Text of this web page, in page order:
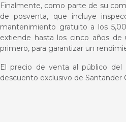
Finalmente, como parte de su
de posventa, que incluye
mantenimiento gratuito a los
extiende hasta los cinco años
primero, para garantizar un
El precio de venta al público del
descuento exclusivo de Santander